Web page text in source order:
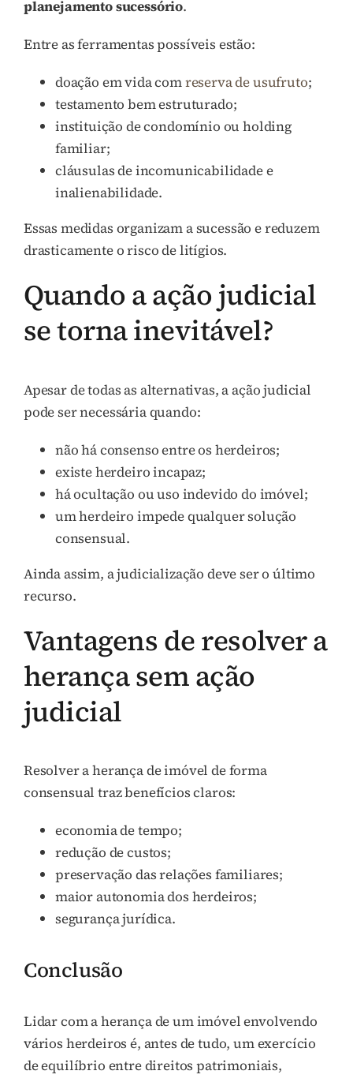
planejamento sucessório.
Entre as ferramentas possíveis estão:
doação em vida comreserva de usufruto;
testamento bem estruturado;
instituição de condomínio ou holding
familiar;
cláusulas de incomunicabilidade e
inalienabilidade.
Essas medidas organizam a sucessão e reduzem
drasticamente o risco de litígios.
Quando a ação judicial
se torna inevitável?
Apesar de todas as alternativas, a ação judicial
pode ser necessária quando:
não há consenso entre os herdeiros;
existe herdeiro incapaz;
há ocultação ou uso indevido do imóvel;
um herdeiro impede qualquer solução
consensual.
Ainda assim, a judicialização deve ser o último
recurso.
Vantagens de resolver a
herança sem ação
judicial
Resolver a herança de imóvel de forma
consensual traz benefícios claros:
economia de tempo;
redução de custos;
preservação das relações familiares;
maior autonomia dos herdeiros;
segurança jurídica.
Conclusão
Lidar com a herança de um imóvel envolvendo
vários herdeiros é, antes de tudo, um exercício
de equilíbrio entre direitos patrimoniais,